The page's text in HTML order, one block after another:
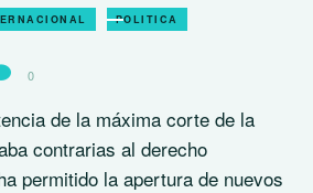
POLITICA
0
de la máxima corte de la
contrarias al derecho
permitido la apertura de nuevos